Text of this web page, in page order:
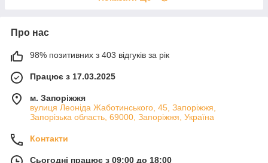
Про нас
98% позитивних з 403 відгуків за рік
Працює з 17.03.2025
м. Запоріжжя
вулиця Леоніда Жаботинського, 45, Запоріжжя,
Запорізька область, 69000, Запоріжжя, Україна
Контакти
Сьогодні працює з 09:00 до 18:00